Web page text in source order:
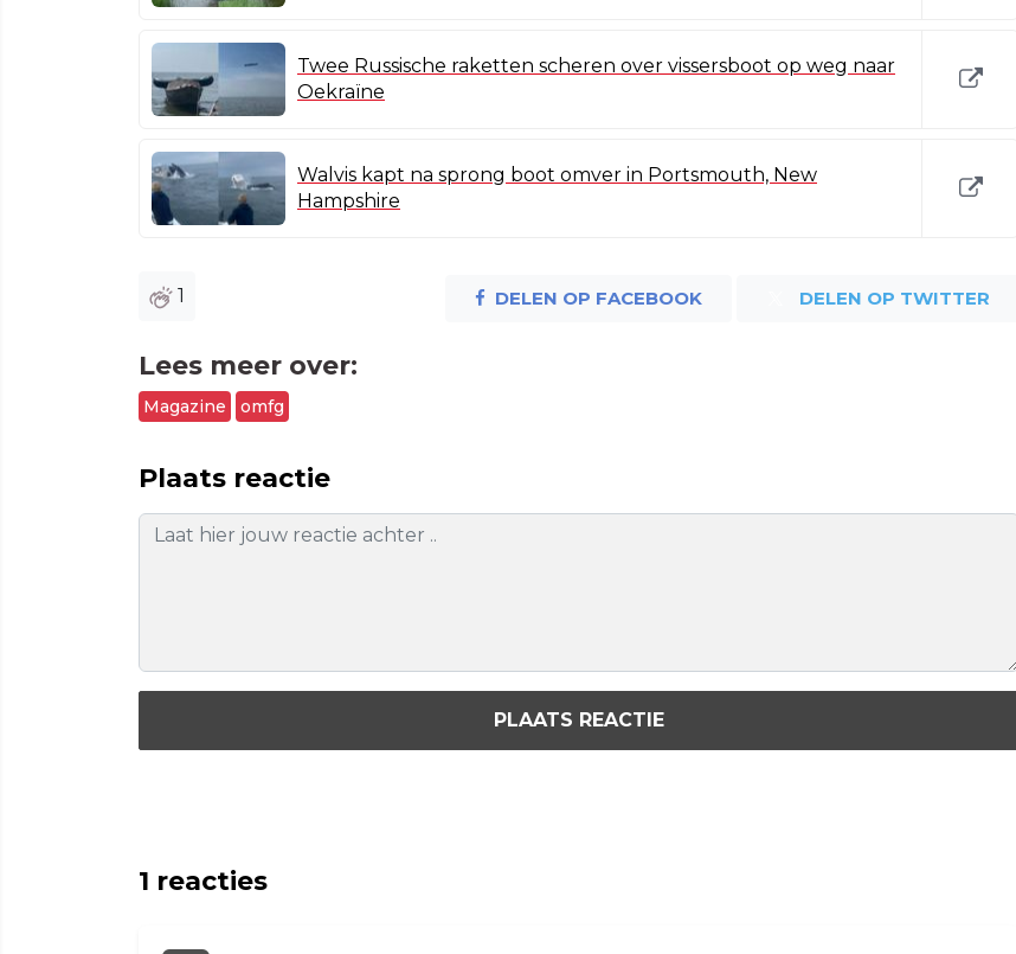
Twee Russische raketten scheren over vissersboot op weg naar
Oekraïne
Walvis kapt na sprong boot omver in Portsmouth, New
Hampshire
1 DELEN OP FACEBOOK DELEN OP TWITTER
Lees meer over:
Magazine omfg
Plaats reactie
PLAATS REACTIE
1 reacties